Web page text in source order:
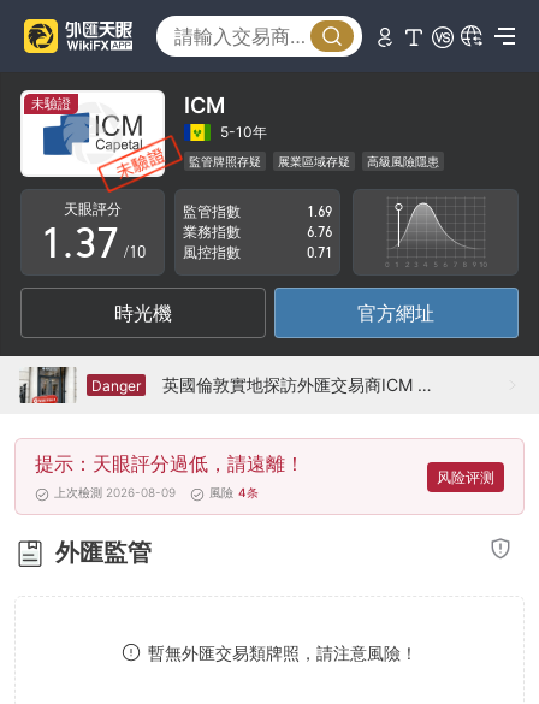
未驗證 ICM
5-10年
監管牌照存疑 展業區域存疑 高級風險隱患
天眼評分
0
1
2
3
4
5
6
7
8
.
0
1
2
3
4
5
6
7
8
9
3
4
5
6
7
8
9
/10
監管指數
1.69
業務指數
6.76
風控指數
0.71
時光機 官方網址
Danger 英國倫敦實地探訪外匯交易商ICM 不存在真實展業場所
提示：天眼評分過低，請遠離！
上次檢測 2026-08-09 風險 4条
风险评测
外匯監管
暫無外匯交易類牌照，請注意風險！